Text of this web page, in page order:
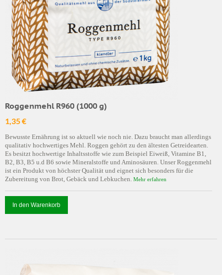
Roggenmehl R960 (1000 g)
1,35 €
Bewusste Ernährung ist so aktuell wie noch nie. Dazu braucht man allerdings
qualitativ hochwertiges Mehl. Roggen gehört zu den ältesten Getreidearten.
Es besitzt hochwertige Inhaltsstoffe wie zum Beispiel Eiweiß, Vitamine B1,
B2, B3, B5 u.d B6 sowie Mineralstoffe und Aminosäuren. Unser Roggenmehl
ist ein Produkt von höchster Qualität und eignet sich besonders für die
Zubereitung von Brot, Gebäck und Lebkuchen. Mehr erfahren
In den Warenkorb